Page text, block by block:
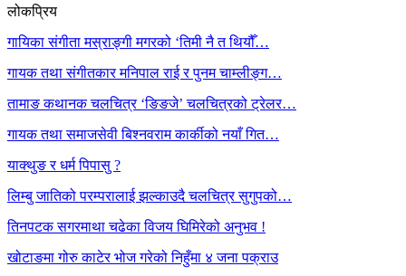
लोकप्रिय
गायिका संगीता मस्राङ्गी मगरको ‘तिमी नै त थियौँ…
गायक तथा संगीतकार मनिपाल राई र पुनम चाम्लीङ्ग…
तामाङ कथानक चलचित्र ‘ङिङजे’ चलचित्रको ट्रेलर…
गायक तथा समाजसेवी बिश्नवराम कार्कीको नयाँ गित…
याक्थुङ र धर्म पिपासु ?
लिम्बु जातिको परम्परालाई झल्काउदै चलचित्र सुगुपको…
तिनपटक सगरमाथा चढेका विजय घिमिरेको अनुभव !
खोटाङमा गोरु काटेर भोज गरेको निहुँमा ४ जना पक्राउ